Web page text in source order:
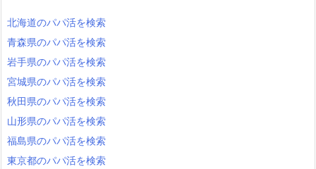
愛知県名古屋市熱田区のパパ活を検索
愛知県名古屋市中川区のパパ活を検索
愛知県名古屋市港区のパパ活を検索
愛知県名古屋市南区のパパ活を検索
愛知県名古屋市守山区のパパ活を検索
愛知県名古屋市緑区のパパ活を検索
愛知県名古屋市名東区のパパ活を検索
愛知県名古屋市天白区のパパ活を検索
北海道のパパ活を検索
青森県のパパ活を検索
岩手県のパパ活を検索
宮城県のパパ活を検索
秋田県のパパ活を検索
山形県のパパ活を検索
福島県のパパ活を検索
東京都のパパ活を検索